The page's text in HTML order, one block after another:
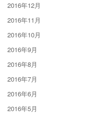
2016年12月
2016年11月
2016年10月
2016年9月
2016年8月
2016年7月
2016年6月
2016年5月